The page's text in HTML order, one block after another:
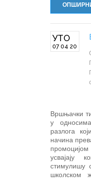
УТО
07 04 20
Вршњачки
у
разлога
начина
усвајају
стимулишу
школском